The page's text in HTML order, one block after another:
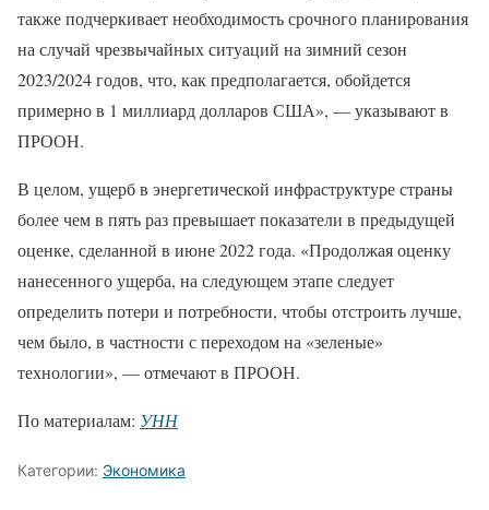
также подчеркивает необходимость срочного планирования
на случай чрезвычайных ситуаций на зимний сезон
2023/2024 годов, что, как предполагается, обойдется
примерно в 1 миллиард долларов США», — указывают в
ПРООН.
В целом, ущерб в энергетической инфраструктуре страны
более чем в пять раз превышает показатели в предыдущей
оценке, сделанной в июне 2022 года. «Продолжая оценку
нанесенного ущерба, на следующем этапе следует
определить потери и потребности, чтобы отстроить лучше,
чем было, в частности с переходом на «зеленые»
технологии», — отмечают в ПРООН.
По материалам: УНН
Категории: Экономика